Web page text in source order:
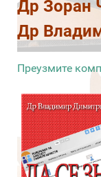
Др Зоран
Др
Преузмите